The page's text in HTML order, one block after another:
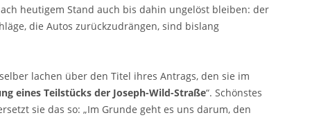
heutigem Stand auch bis dahin ungelöst bleiben: der
die Autos zurückzudrängen, sind bislang
lachen über den Titel ihres Antrags, den sie im
eines Teilstücks der Joseph-Wild-Straße“. Schönstes
sie das so: „Im Grunde geht es uns darum, den